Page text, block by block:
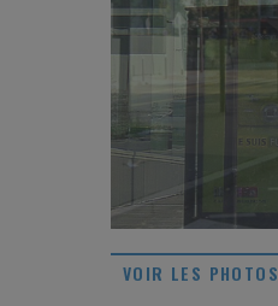
VOIR LES PHOTOS